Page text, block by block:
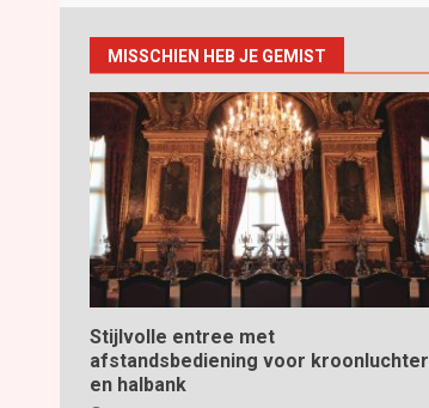
MISSCHIEN HEB JE GEMIST
Stijlvolle entree met
afstandsbediening voor kroonluchter
en halbank